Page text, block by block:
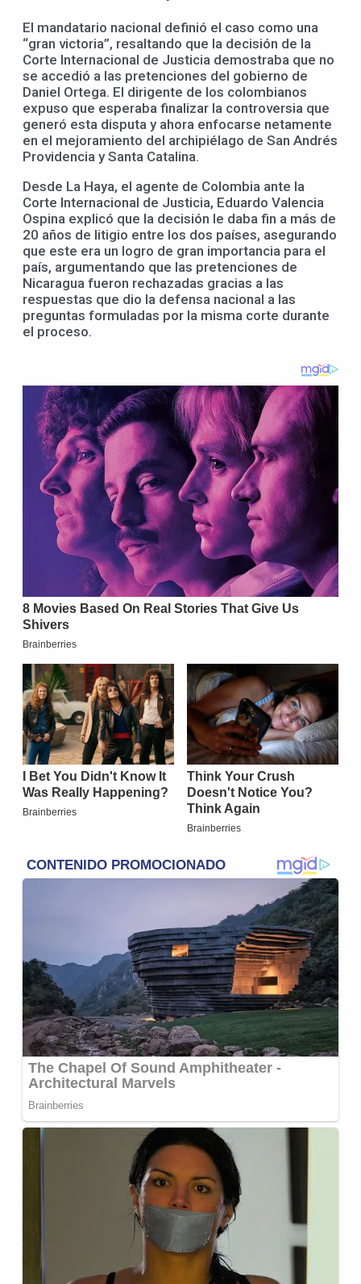
El mandatario nacional definió el caso como una
“gran victoria”, resaltando que la decisión de la
Corte Internacional de Justicia demostraba que no
se accedió a las pretenciones del gobierno de
Daniel Ortega. El dirigente de los colombianos
expuso que esperaba finalizar la controversia que
generó esta disputa y ahora enfocarse netamente
en el mejoramiento del archipiélago de San Andrés
Providencia y Santa Catalina.
Desde La Haya, el agente de Colombia ante la
Corte Internacional de Justicia, Eduardo Valencia
Ospina explicó que la decisión le daba fin a más de
20 años de litigio entre los dos países, asegurando
que este era un logro de gran importancia para el
país, argumentando que las pretenciones de
Nicaragua fueron rechazadas gracias a las
respuestas que dio la defensa nacional a las
preguntas formuladas por la misma corte durante
el proceso.